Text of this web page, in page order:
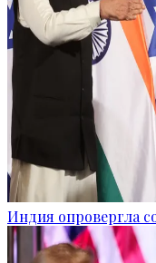
Индия опровергла